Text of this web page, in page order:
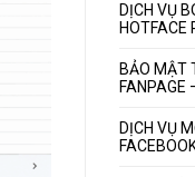
DỊCH VỤ
HOTFACE
BẢO MẬT
FANPAGE
DỊCH VỤ